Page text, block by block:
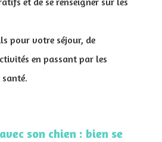
pour votre séjour, de
en passant par les
son chien : bien se